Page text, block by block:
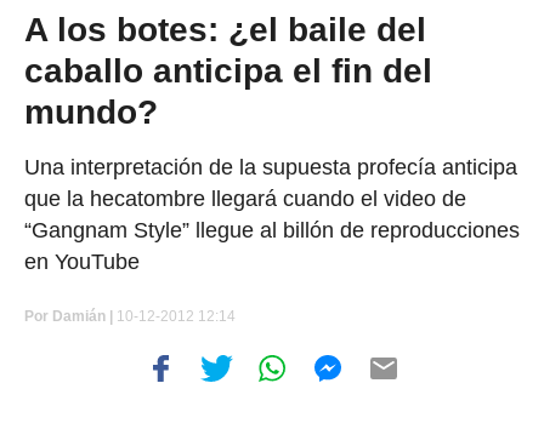
A los botes: ¿el baile del
caballo anticipa el fin del
mundo?
Una interpretación de la supuesta profecía anticipa
que la hecatombre llegará cuando el video de
“Gangnam Style” llegue al billón de reproducciones
en YouTube
Por Damián | 10-12-2012 12:14